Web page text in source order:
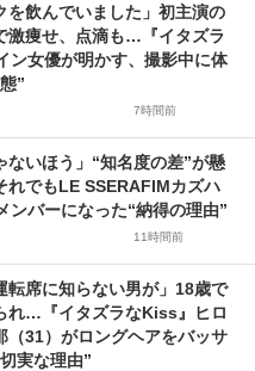
を飲んでいました」初主演の
激痩せ、点滴も…『イタズラ
ン女優が明かす、撮影中に体
”
7時間前
ないほう」“知名度の差”が懸
でもLE SSERAFIMカズハ
ンバーになった“納得の理由”
11時間前
転席に知らない男が」18歳で
れ…『イタズラなKiss』ヒロ
（31）がロングヘアをバッサ
実な理由”